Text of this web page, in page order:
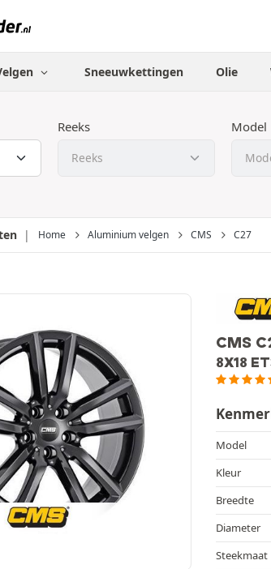
Sneeuwkettingen Olie
Reeks Model
Home Aluminium velgen CMS C27
CMS
8X18
Model
Kleur
Breedte
Diameter
Steekmaat